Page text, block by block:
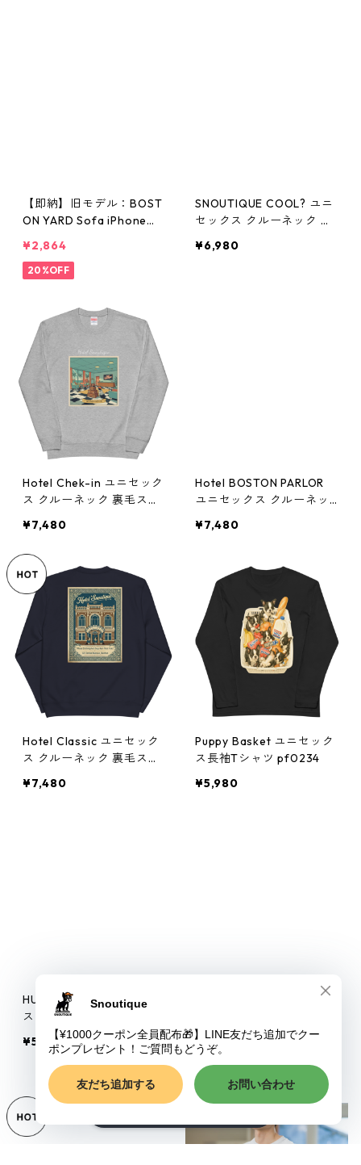
【即納】旧モデル：BOST
ON YARD Sofa iPhoneケ
¥2,864
20%OFF
SNOUTIQUE COOL? ユニ
セックス クルーネック 裏
¥6,980
Hotel Chek-in ユニセック
ス クルーネック 裏毛スウ
¥7,480
Hotel BOSTON PARLOR
ユニセックス クルーネッ
¥7,480
Hotel Classic ユニセック
ス クルーネック 裏毛スウ
¥7,480
Puppy Basket ユニセック
ス長袖Tシャツ pf0234
¥5,980
HUG Comics ユニセック
ス長袖Tシャツ pf0233
¥5,980
BOSTON YARD BOSTON
ネックセーター pf0257
¥14,500
SOLD OUT